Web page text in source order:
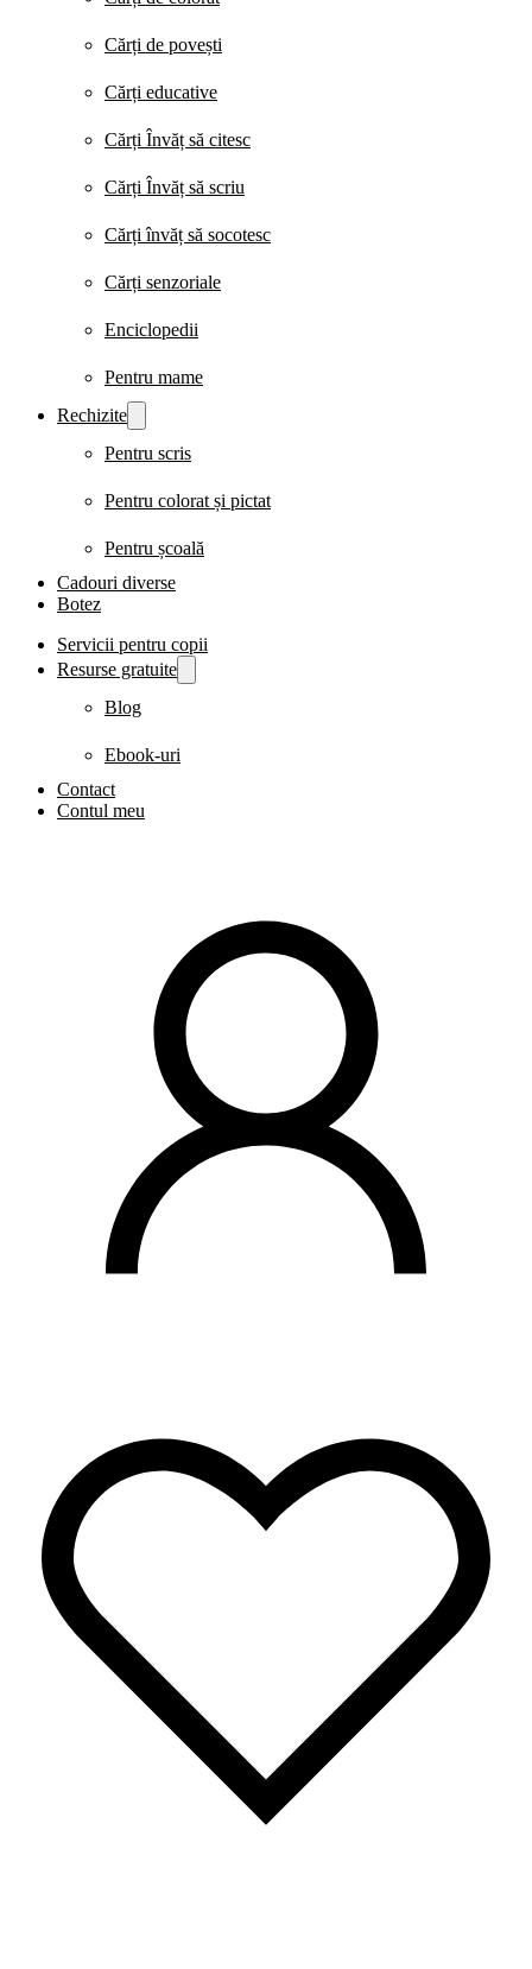
Cărți de povești
Cărți educative
Cărți Învăț să citesc
Cărți Învăț să scriu
Cărți învăț să socotesc
Cărți senzoriale
Enciclopedii
Pentru mame
Rechizite
Pentru scris
Pentru colorat și pictat
Pentru școală
Cadouri diverse
Botez
Servicii pentru copii
Resurse gratuite
Blog
Ebook-uri
Contact
Contul meu